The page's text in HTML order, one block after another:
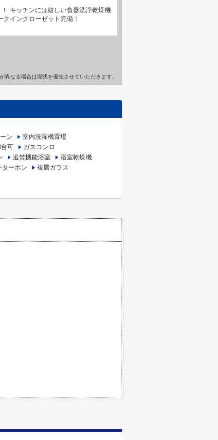
キッチンには嬉しい食器洗浄乾燥機
インクローゼット完備！
なる場合は現状を優先させていただきます。
ン
室内洗濯機置場
可
ガスコンロ
追焚機能浴室
浴室乾燥機
ーホン
複層ガラス